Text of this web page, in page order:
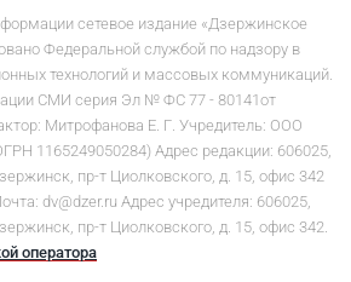
сетевое издание «Дзержинское
Федеральной службой по надзору в
технологий и массовых коммуникаций.
СМИ серия Эл № ФС 77 - 80141от
Митрофанова Е. Г. Учредитель: ООО
1165249050284) Адрес редакции: 606025,
пр-т Циолковского, д. 15, офис 342
dv@dzer.ru Адрес учредителя: 606025,
пр-т Циолковского, д. 15, офис 342.
оператора